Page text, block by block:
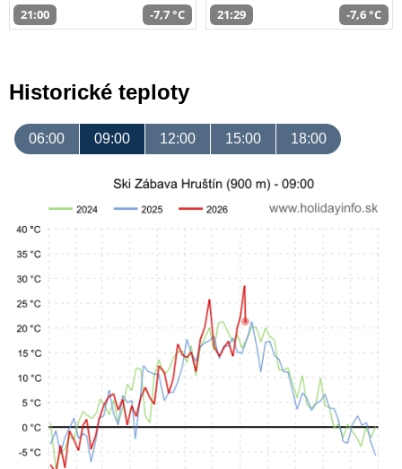
21:00 -7,7 °C 21:29 -7,6 °C
Historické teploty
06:00 09:00 12:00 15:00 18:00